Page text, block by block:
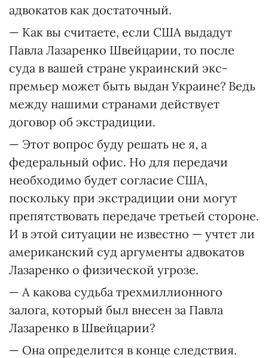
адвокатов как достаточный.
— Как вы считаете, если США выдадут
Павла Лазаренко Швейцарии, то после
суда в вашей стране украинский экс-
премьер может быть выдан Украине? Ведь
между нашими странами действует
договор об экстрадиции.
— Этот вопрос буду решать не я, а
федеральный офис. Но для передачи
необходимо будет согласие США,
поскольку при экстрадиции они могут
препятствовать передаче третьей стороне.
И в этой ситуации не известно — учтет ли
американский суд аргументы адвокатов
Лазаренко о физической угрозе.
— А какова судьба трехмиллионного
залога, который был внесен за Павла
Лазаренко в Швейцарии?
— Она определится в конце следствия.